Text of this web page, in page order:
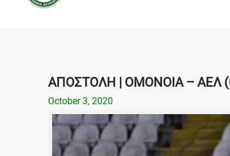
ΑΠΟΣΤΟΛΗ | ΟΜΟΝΟΙΑ – ΑΕΛ
October 3, 2020